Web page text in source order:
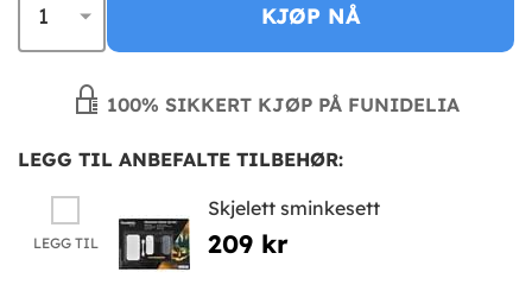
KJØP NÅ
100% SIKKERT KJØP PÅ FUNIDELIA
LEGG TIL ANBEFALTE TILBEHØR:
LEGG TIL
Skjelett sminkesett
209 kr